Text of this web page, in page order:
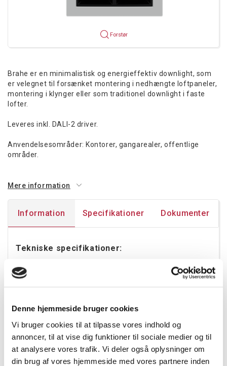
Denne hjemmeside bruger cookies
Vi bruger cookies til at tilpasse vores indhold og
annoncer, til at vise dig funktioner til sociale medier og til
at analysere vores trafik. Vi deler også oplysninger om
din brug af vores hjemmeside med vores partnere inden
Forstør
Brahe er en minimalistisk og energieffektiv downlight, som
er velegnet til forsænket montering i nedhængte loftpaneler,
montering i klynger eller som traditionel downlight i faste
lofter.
Leveres inkl. DALI-2 driver.
Anvendelsesområder: Kontorer, gangarealer, offentlige
områder.
Mere information
Information Specifikationer Dokumenter
Tekniske specifikationer:
Driver: DALI-2
Farve på reflektor: Sort; Hvid
Farvetemperatur: 4000K
CRI: ≥80
Lysfordeling: Direkte
Spredningsvinkel: 65°